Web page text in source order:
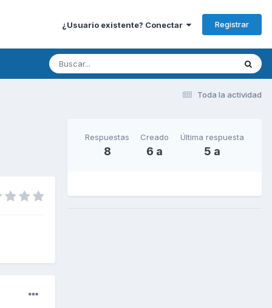
¿Usuario existente? Conectar Registrar
Toda la actividad
Respuestas
8
Creado
6 a
Última respuesta
5 a